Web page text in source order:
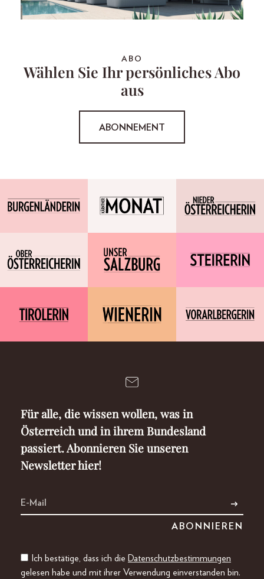
ABO
Wählen Sie Ihr persönliches Abo
aus
ABONNEMENT
Für alle, die wissen wollen, was in
Österreich und in ihrem Bundesland
passiert. Abonnieren Sie unseren
Newsletter hier!
Ich bestätige, dass ich die Datenschutzbestimmungen
gelesen habe und mit ihrer Verwendung einverstanden bin.